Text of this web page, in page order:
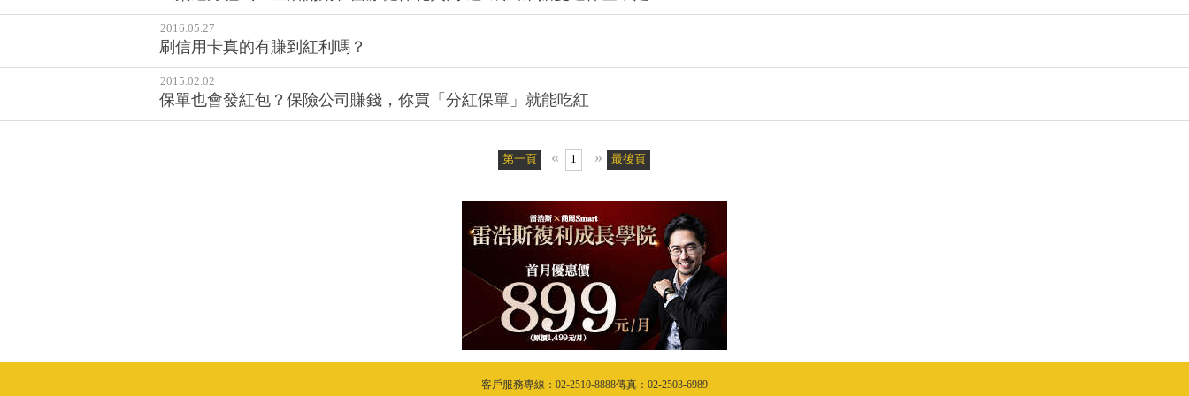
2016.05.27
刷信用卡真的有賺到紅利嗎？
2015.02.02
保單也會發紅包？保險公司賺錢，你買「分紅保單」就能吃紅
第一頁 « 1 » 最後頁
客戶服務專線：02-2510-8888傳真：02-2503-6989